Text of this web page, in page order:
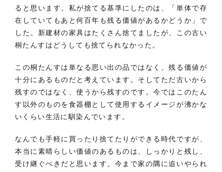
ると思います。私が捨てる基準にしたのは、「単体で存
在していてもあと何百年も残る価値があるかどうか」で
した。新建材の家具はたくさん捨てましたが、この古い
桐たんすはどうしても捨てられなかった。
この桐たんすは単なる思い出の品ではなく、残る価値が
十分にあるものだと考えています。そしてただ古いから
残すのではなく、使うから残すのです。今ではこのたん
す以外のものを食器棚として使用するイメージが沸かな
いくらい生活に馴染んでいます。
なんでも手軽に買ったり捨てたりができる時代ですが、
本当に素晴らしい価値のあるものは、しっかりと残し、
受け継ぐべきだと思います。今まで家の隅に追いやられ